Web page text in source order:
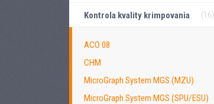
Kontrola kvality krimpovania (16)
ACO 08
CHM
MicroGraph System MGS (MZU)
MicroGraph System MGS (SPU/ESU)